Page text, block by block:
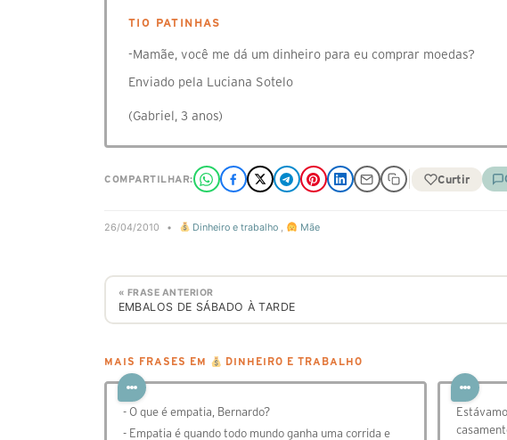
TIO PATINHAS
-Mamãe, você me dá um dinheiro para eu comprar moedas?
Enviado pela Luciana Sotelo
(Gabriel, 3 anos)
COMPARTILHAR: Curtir
26/04/2010 • Dinheiro e trabalho , Mãe
« FRASE ANTERIOR
EMBALOS DE SÁBADO À TARDE
MAIS FRASES EM DINHEIRO E TRABALHO
- O que é empatia, Bernardo?
- Empatia é quando todo mundo ganha uma corrida e